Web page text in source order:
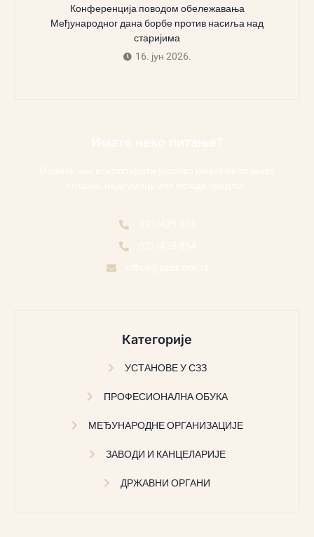
Конференција поводом обележавања
Међународног дана борбе против насиља над
старијима
16. јун 2026.
Категорије
УСТАНОВЕ У СЗЗ
ПРОФЕСИОНАЛНА ОБУКА
МЕЂУНАРОДНЕ ОРГАНИЗАЦИЈЕ
ЗАВОДИ И КАНЦЕЛАРИЈЕ
ДРЖАВНИ ОРГАНИ